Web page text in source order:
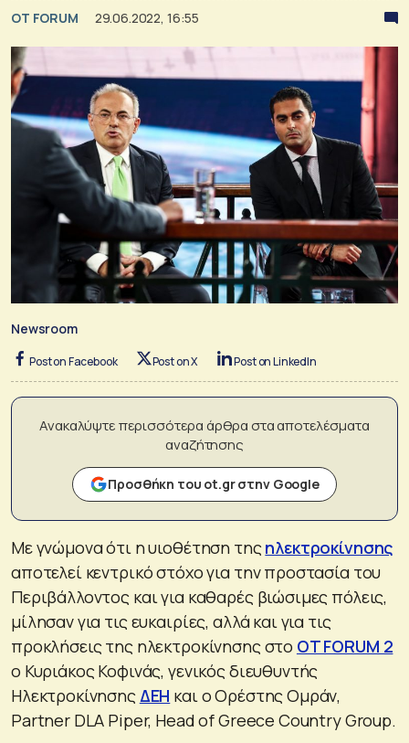
OT FORUM 29.06.2022, 16:55
Newsroom
Post on Facebook Post on X Post on LinkedIn
Ανακαλύψτε περισσότερα άρθρα στα αποτελέσματα
αναζήτησης
Προσθήκη του ot.gr στην Google
Με γνώμονα ότι η υιοθέτηση τηςηλεκτροκίνησης
αποτελεί κεντρικό στόχο για την προστασία του
Περιβάλλοντος και για καθαρές βιώσιμες πόλεις,
μίλησαν για τις ευκαιρίες, αλλά και για τις
προκλήσεις της ηλεκτροκίνησης στο OT FORUM 2
ο Κυριάκος Κοφινάς, γενικός διευθυντής
Ηλεκτροκίνησης ΔΕΗ και ο Ορέστης Ομράν,
Partner DLA Piper, Head of Greece Country Group.